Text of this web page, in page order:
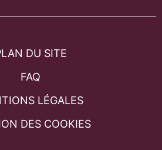
DU SITE
FAQ
LÉGALES
DES COOKIES